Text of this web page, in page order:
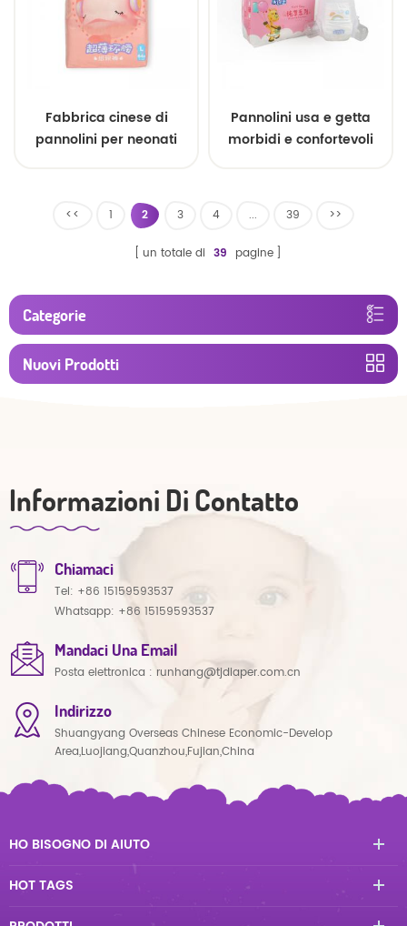
Fabbrica cinese di
pannolini per neonati
Pannolini usa e getta
morbidi e confortevoli
<< 1 2 3 4 ... 39 >>
un totale di 39 pagine
Categorie
Nuovi Prodotti
Informazioni Di Contatto
Chiamaci
Tel: +86 15159593537
Whatsapp: +86 15159593537
Mandaci Una Email
Posta elettronica : runhang@tjdiaper.com.cn
Indirizzo
Shuangyang Overseas Chinese Economic-Develop
Area,Luojiang,Quanzhou,Fujian,China
HO BISOGNO DI AIUTO
HOT TAGS